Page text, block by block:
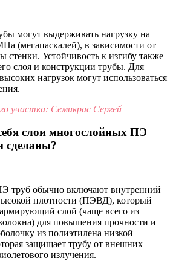
могут выдерживать нагрузку на
(мегапаскалей), в зависимости от
стенки. Устойчивость к изгибу также
слоя и конструкции трубы. Для
нагрузок могут использоваться
участка: Семикрас Сергей
слои многослойных ПЭ
сделаны?
труб обычно включают внутренний
плотности (ПЭВД), который
армирующий слой (чаще всего из
для повышения прочности и
из полиэтилена низкой
защищает трубу от внешних
излучения.